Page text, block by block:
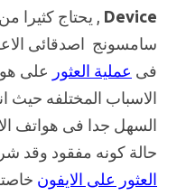
Device , يحتاج كثيرا
سامسونج اصدقائى
فى عملية العثور على
الاسباب المختلفه حيث
السهل جدا فى هواتف
حالة كونه مفقود وقد
العثور على الايفون